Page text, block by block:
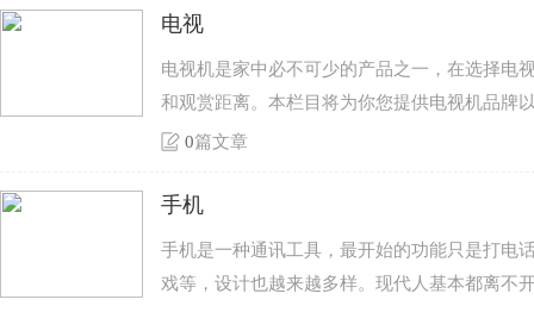
电视
电视机是家中必不可少的产品之一，在选择电
和观赏距离。本栏目将为你您提供电视机品牌
0篇文章
手机
手机是一种通讯工具，最开始的功能只是打电
戏等，设计也越来越多样。现代人基本都离不